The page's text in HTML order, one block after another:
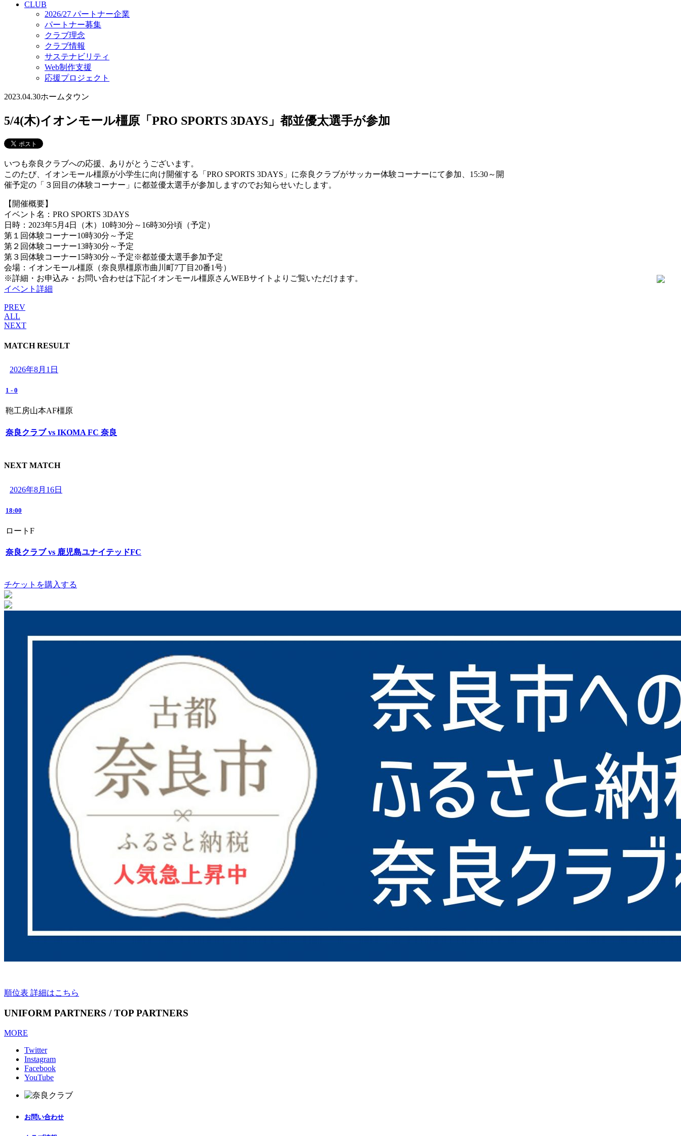
CLUB
2026/27 パートナー企業
パートナー募集
クラブ理念
クラブ情報
サステナビリティ
Web制作支援
応援プロジェクト
2023.04.30ホームタウン
5/4(木)イオンモール橿原「PRO SPORTS 3DAYS」都並優太選手が参加
いつも奈良クラブへの応援、ありがとうございます。
このたび、イオンモール橿原が小学生に向け開催する「PRO SPORTS 3DAYS」に奈良クラブがサッカー体験コーナーにて参加、15:30～開
催予定の「３回目の体験コーナー」に都並優太選手が参加しますのでお知らせいたします。
【開催概要】
イベント名：PRO SPORTS 3DAYS
日時：2023年5月4日（木）10時30分～16時30分頃（予定）
第１回体験コーナー10時30分～予定
第２回体験コーナー13時30分～予定
第３回体験コーナー15時30分～予定※都並優太選手参加予定
会場：イオンモール橿原（奈良県橿原市曲川町7丁目20番1号）
※詳細・お申込み・お問い合わせは下記イオンモール橿原さんWEBサイトよりご覧いただけます。
イベント詳細
PREV
ALL
NEXT
MATCH RESULT
2026年8月1日
1 - 0
鞄工房山本AF橿原
奈良クラブ vs IKOMA FC 奈良
NEXT MATCH
2026年8月16日
18:00
ロートF
奈良クラブ vs 鹿児島ユナイテッドFC
チケットを購入する
順位表 詳細はこちら
UNIFORM PARTNERS / TOP PARTNERS
MORE
Twitter
Instagram
Facebook
YouTube
お問い合わせ